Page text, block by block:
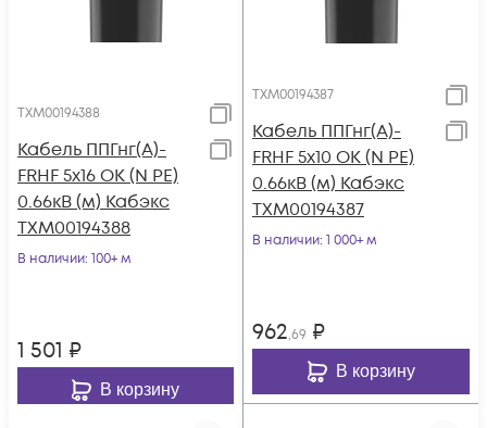
ТХМ00194388
Кабель ППГнг(А)-
FRHF 5х16 ОК (N PE)
0.66кВ (м) Кабэкс
ТХМ00194388
В наличии: 100+ м
1 501 ₽
В корзину
ТХМ00194387
Кабель ППГнг(А)-
FRHF 5х10 ОК (N PE)
0.66кВ (м) Кабэкс
ТХМ00194387
В наличии: 1 000+ м
962,69 ₽
В корзину